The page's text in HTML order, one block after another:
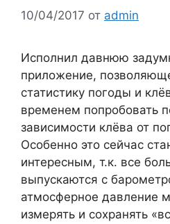
10/04/2017 от admin
Исполнил давнюю
приложение,
статистику погоды и
временем попробовать
зависимости клёва от
Особенно это сейчас
интересным, т.к. все
выпускаются с
атмосферное давление
измерять и сохранять